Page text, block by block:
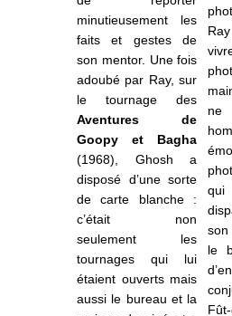
minutieusement les
faits et gestes de
son mentor. Une fois
adoubé par Ray, sur
le tournage des
Aventures de
Goopy et Bagha
(1968), Ghosh a
disposé d’une sorte
de carte blanche :
c’était non
seulement les
tournages qui lui
étaient ouverts mais
aussi le bureau et la
ne
son
le